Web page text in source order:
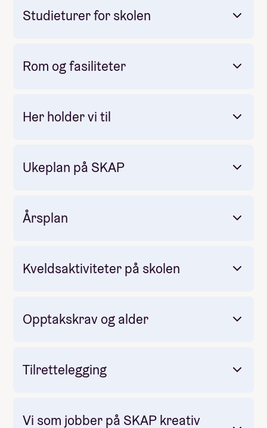
SKAP-Talk:
Problemløsning
Samarbeid
Studieturer for skolen
Pris: Inkludert i linjepris
Varighet: 3 dager
Rom og fasiliteter
Redesignrom
Her holder vi til
Ukeplan på SKAP
Årsplan
Kveldsaktiviteter på skolen
Opptakskrav og alder
Tilrettelegging
Vi som jobber på SKAP kreativ